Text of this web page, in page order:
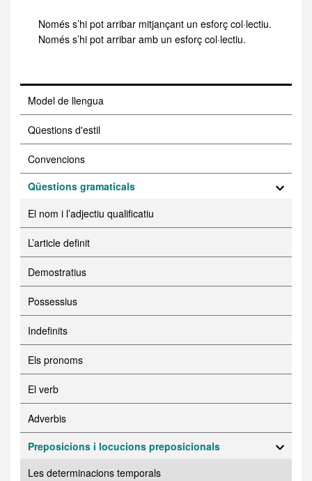
Model de llengua
Qüestions d'estil
Convencions
Qüestions gramaticals
El nom i l’adjectiu qualificatiu
L’article definit
Demostratius
Possessius
Indefinits
Els pronoms
El verb
Adverbis
Preposicions i locucions preposicionals
Les determinacions temporals
Només s’hi pot arribar mitjançant un esforç col·lectiu.
Només s’hi pot arribar amb un esforç col·lectiu.